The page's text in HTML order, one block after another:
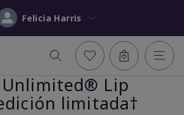
Felicia Harris
Unlimited® Lip
limitada†